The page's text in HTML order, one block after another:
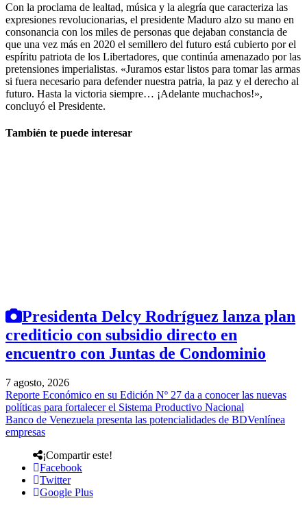
Con la proclama de lealtad, música y la alegría que caracteriza las
expresiones revolucionarias, el presidente Maduro alzo su mano en
consonancia con los miles de personas que dejaban constancia de
que una vez más en 2020 el semillero del futuro está cubierto por el
espíritu patriota de los Libertadores, que continúa amenazado por las
pretensiones imperialistas. «Juramos estar listos para tomar las armas
si fuera necesario para defender nuestra patria, la paz y el derecho al
futuro. Hasta la victoria siempre… ¡Adelante muchachos!»,
concluyó el Presidente.
También te puede interesar
Presidenta Delcy Rodríguez lanza plan
crediticio con subsidio directo en
encuentro con Juntas de Condominio
7 agosto, 2026
Reporte Económico en su Edición Nº 27 da a conocer las nuevas
políticas para fortalecer el Sistema Productivo Nacional
Banco de Venezuela presenta las potencialidades de BDVenlínea
empresas
¡Compartir este!
Facebook
Twitter
Google Plus